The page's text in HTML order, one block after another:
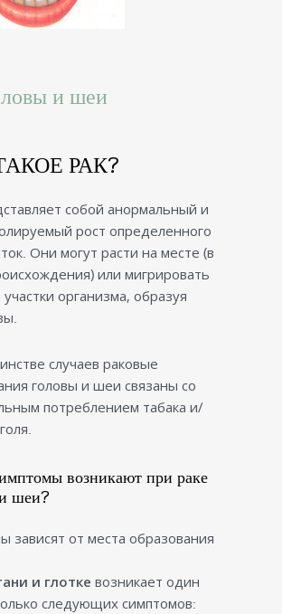
и шеи
РАК?
собой анормальный и
рост определенного
Они могут расти на месте (в
или мигрировать
организма, образуя
случаев раковые
головы и шеи связаны со
потреблением табака и/
возникают при раке
шеи?
зависят от места образования
и глотке возникает один
следующих симптомов: